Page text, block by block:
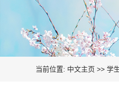
当前位置: 中文主页 >> 学